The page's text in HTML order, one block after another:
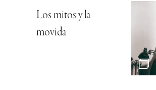
Los mitos y la
movida